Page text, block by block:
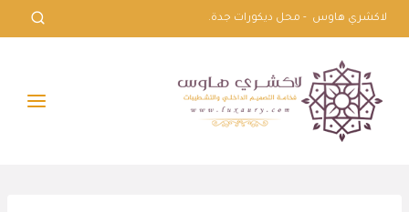
التجاوز
إلى
المحتوى
لاكشري هاوس - محل ديكورات جدة.